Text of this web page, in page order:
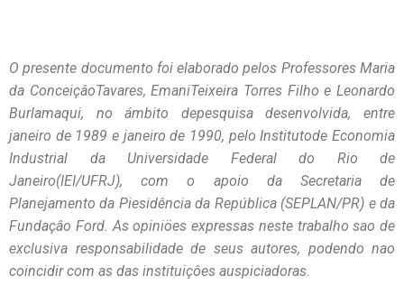
O presente documento foi elaborado pelos Professores Maria
da ConceiçâoTavares, EmaniTeixeira Torres Filho e Leonardo
Burlamaqui, no ámbito depesquisa desenvolvida, entre
janeiro de 1989 e janeiro de 1990, pelo Institutode Economia
Industrial da Universidade Federal do Rio de
Janeiro(IEI/UFRJ), com o apoio da Secretaria de
Planejamento da Piesidência da República (SEPLAN/PR) e da
Fundaçâo Ford. As opiniöes expressas neste trabalho sao de
exclusiva responsabilidade de seus autores, podendo nao
coincidir com as das instituiçôes auspiciadoras.